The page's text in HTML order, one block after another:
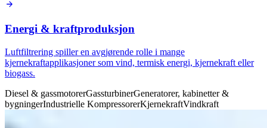
Energi & kraftproduksjon
Luftfiltrering spiller en avgjørende rolle i mange
kjernekraftapplikasjoner som vind, termisk energi, kjernekraft eller
biogass.
Diesel & gassmotorerGassturbinerGeneratorer, kabinetter &
bygningerIndustrielle KompressorerKjernekraftVindkraft